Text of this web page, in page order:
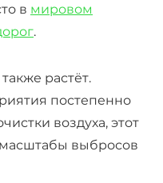
в мировом
.
растёт.
постепенно
воздуха, этот
выбросов